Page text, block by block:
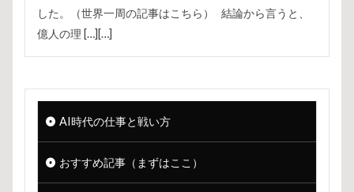
した。（世界一周の記事はこちら） 結論から言うと、
億人の理 […][…]
AI時代の仕事と戦い方
おすすめ記事（まずはここ）